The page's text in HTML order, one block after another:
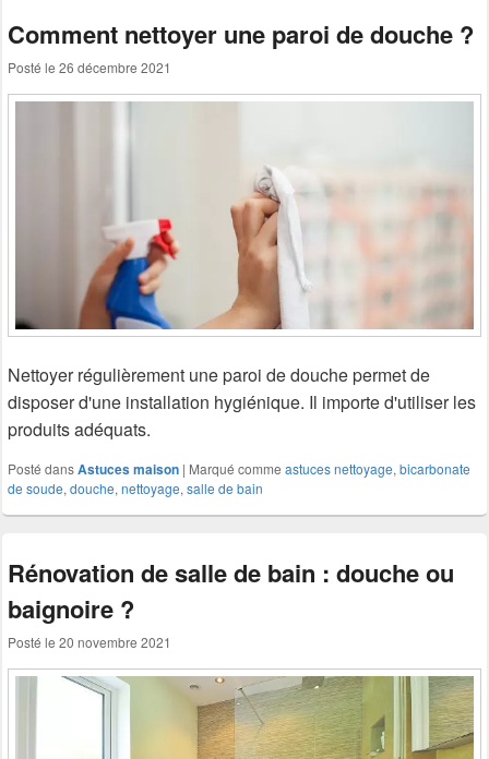
Comment nettoyer une paroi de douche ?
Posté le 26 décembre 2021
Nettoyer régulièrement une paroi de douche permet de
disposer d'une installation hygiénique. Il importe d'utiliser les
produits adéquats.
Posté dansAstuces maison | Marqué comme astuces nettoyage, bicarbonate
de soude, douche, nettoyage, salle de bain
Rénovation de salle de bain : douche ou
baignoire ?
Posté le 20 novembre 2021